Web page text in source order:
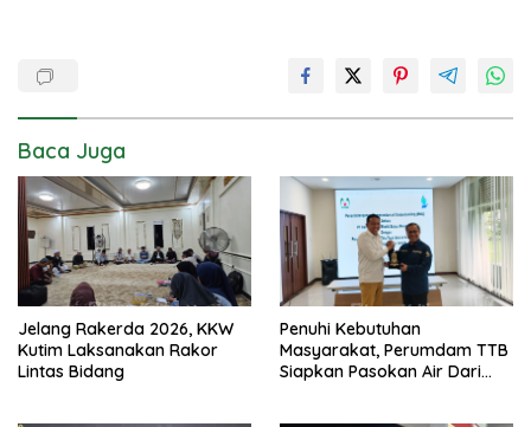
Baca Juga
Jelang Rakerda 2026, KKW
Kutim Laksanakan Rakor
Lintas Bidang
Penuhi Kebutuhan
Masyarakat, Perumdam TTB
Siapkan Pasokan Air Dari